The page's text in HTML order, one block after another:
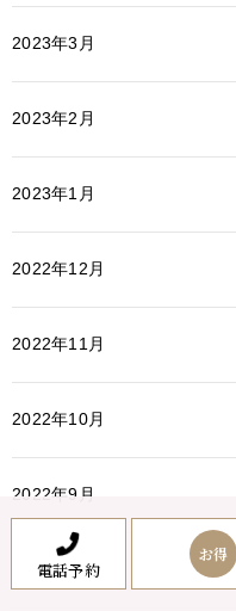
電話予約
お得
2023年3月
2023年2月
2023年1月
2022年12月
2022年11月
2022年10月
2022年9月
2022年8月